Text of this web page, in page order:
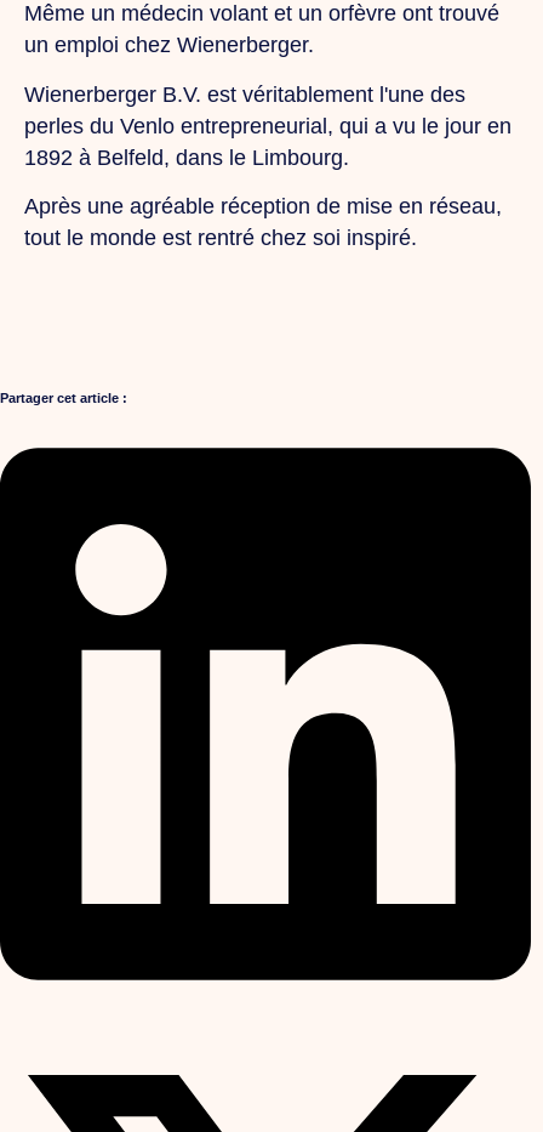
Même un médecin volant et un orfèvre ont trouvé
un emploi chez Wienerberger.
Wienerberger B.V. est véritablement l'une des
perles du Venlo entrepreneurial, qui a vu le jour en
1892 à Belfeld, dans le Limbourg.
Après une agréable réception de mise en réseau,
tout le monde est rentré chez soi inspiré.
Partager cet article :